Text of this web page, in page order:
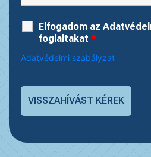
Elfogadom az
foglaltakat *
Adatvédelmi szabályzat